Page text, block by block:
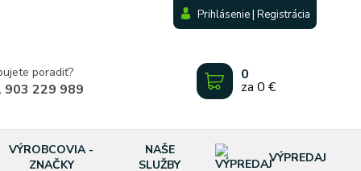
Prihlásenie | Registrácia
poradiť?
903 229 989
0
za 0 €
VÝROBCOVIA -
ZNAČKY
NAŠE
SLUŽBY
VÝPREDAJ